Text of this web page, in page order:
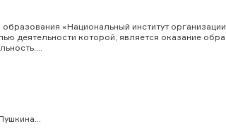
«Национальный институт
деятельности которой, является оказание